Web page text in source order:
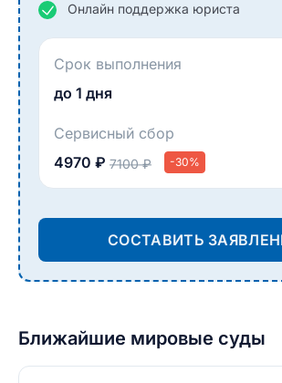
Онлайн поддержка юриста
Срок выполнения
до 1 дня
Сервисный сбор
4970 ₽ 7100 ₽ -30%
СОСТАВИТЬ
Ближайшие мировые суды